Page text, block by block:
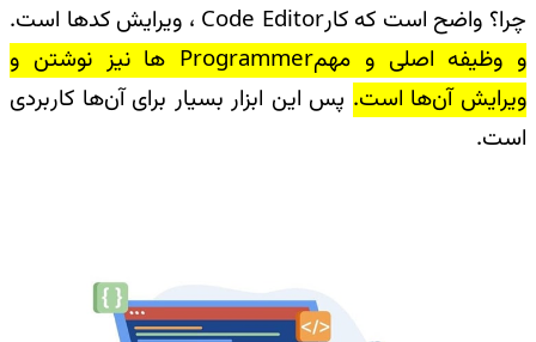
چرا؟ واضح است که کارCode Editor ، ویرایش کدها است.
و وظیفه اصلی و مهمProgrammer ها نیز نوشتن و
ویرایش آن‌ها است. پس این ابزار بسیار برای آن‌ها کاربردی
است.